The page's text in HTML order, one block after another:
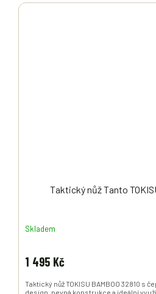
Taktický nůž Tanto
Skladem
1 495 Kč
Taktický nůž TOKISU BAMBOO 32810 s
design, pevná konstrukce a ideální